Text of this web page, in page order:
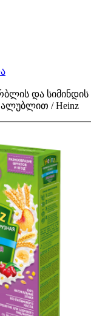
და
ალუბლით / Heinz